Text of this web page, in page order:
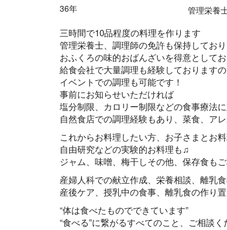
36年
管理栄養
三時間で10品程度の料理を作ります
管理栄養士、調理師の免許も保持してお
おふくろの味的おばんざいを得意として
給食会社で大量調理も経験しております
イベントでの調理も可能です！
事前にお知らせいただければ
塩分制限、カロリー制限などの食事療法
自然食店での調理経験もあり、菜食、ア
これからお料理したい方、お子さまとお
自由研究などの実験的お料理も♫
ジャム、味噌、梅干しその他、保存食も
産婦人科での献立作成、栄養相談、離乳
産後ケア、授乳中の食事、離乳食の作り
“体は食べたものでできています”
“食べる”に繋がるすべてのこと、ご相談く